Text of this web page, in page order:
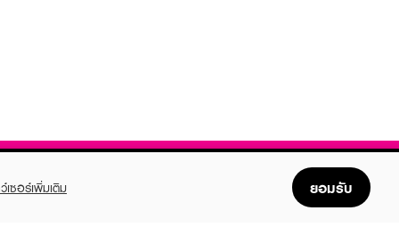
เซอร์เพิ่มเติม ยอมรับ